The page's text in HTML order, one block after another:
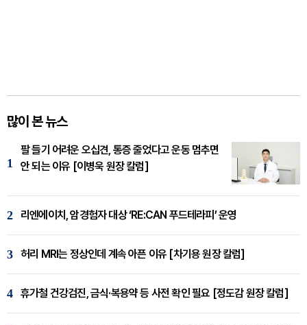
많이 본 뉴스
1
팔 들기 어려운 오십견, 통증 줄었다고 운동 멈추면
안 되는 이유 [이병욱 원장 칼럼]
2 리엔에이치, 암경험자 대상 ‘RE:CAN 푸드테라피’ 운영
3 허리 MRI는 정상인데 계속 아픈 이유 [차기용 원장 칼럼]
4 휴가철 건강검진, 금식·복용약 등 사전 확인 필요 [정도감 원장 칼럼]